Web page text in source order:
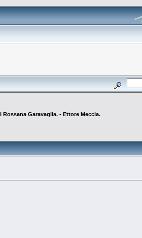
Rossana Garavaglia. - Ettore Meccia.